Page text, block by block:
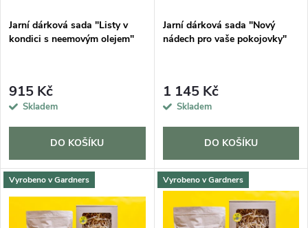
p
o
u
k
s
p
r
o
d
u
Jarní dárková sada "Listy v
kondici s neemovým olejem"
915 Kč
Skladem
DO KOŠÍKU
Jarní dárková sada "Nový
nádech pro vaše pokojovky"
1 145 Kč
Skladem
DO KOŠÍKU
Vyrobeno v Gardners Vyrobeno v Gardners